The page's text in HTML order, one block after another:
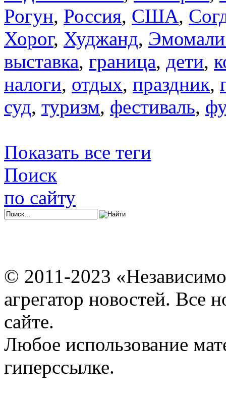
Рогун, Россия, США,
Хорог, Худжанд,
выставка, граница, дети,
налоги, отдых, праздник,
суд, туризм, фестиваль,
Показать все теги
Поиск
по сайту
© 2011-2023
агрегатор новостей. Все
сайте.
Любое использование
гиперссылке.